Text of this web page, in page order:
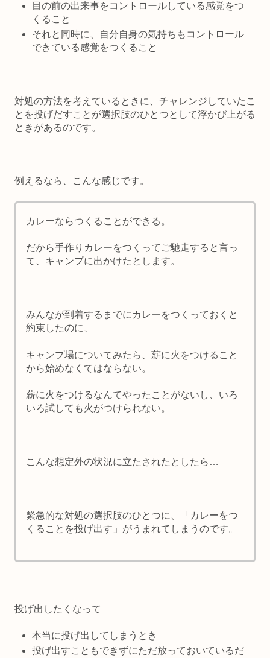
目の前の出来事をコントロールしている感覚をつ
くること
それと同時に、自分自身の気持ちもコントロール
できている感覚をつくること
対処の方法を考えているときに、チャレンジしていたこ
とを投げだすことが選択肢のひとつとして浮かび上がる
ときがあるのです。
例えるなら、こんな感じです。
カレーならつくることができる。
だから手作りカレーをつくってご馳走すると言っ
て、キャンプに出かけたとします。
みんなが到着するまでにカレーをつくっておくと
約束したのに、
キャンプ場についてみたら、薪に火をつけること
から始めなくてはならない。
薪に火をつけるなんてやったことがないし、いろ
いろ試しても火がつけられない。
こんな想定外の状況に立たされたとしたら…
緊急的な対処の選択肢のひとつに、「カレーをつ
くることを投げ出す」がうまれてしまうのです。
投げ出したくなって
本当に投げ出してしまうとき
投げ出すこともできずにただ放っておいているだ